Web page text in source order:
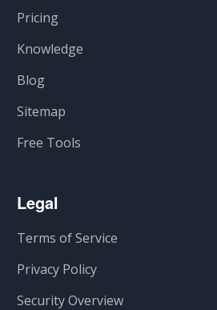
Pricing
Knowledge
Blog
Sitemap
Free Tools
Legal
Terms of Service
Privacy Policy
Security Overview